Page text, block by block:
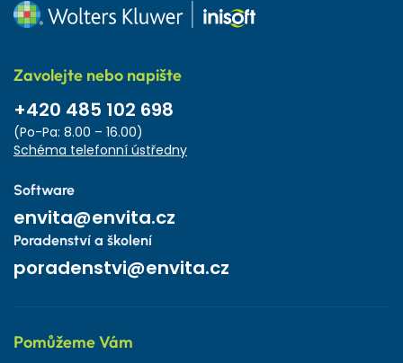
Zavolejte nebo napište
+420 485 102 698
(Po-Pa: 8.00 – 16.00)
Schéma telefonní ústředny
Software
envita@envita.cz
Poradenství a školení
poradenstvi@envita.cz
Pomůžeme Vám